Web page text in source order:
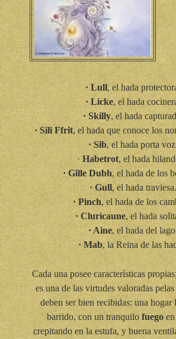
· Lull, el hada
· Licke, el hada
· Skilly, el hada
· Sili Ffrit, el hada que conoce los
· Sib, el hada porta
· Habetrot, el hada
· Gille Dubh, el hada de los
· Gull, el hada traviesa.
· Pinch, el hada de los
· Cluricaune, el hada
· Aine, el hada del
· Mab, la Reina de las
Cada una posee características
es una de las virtudes valoradas
deben ser bien recibidas: una hogar
barrido, con un tranquilo fuegoen
crepitando en la estufa, y buena